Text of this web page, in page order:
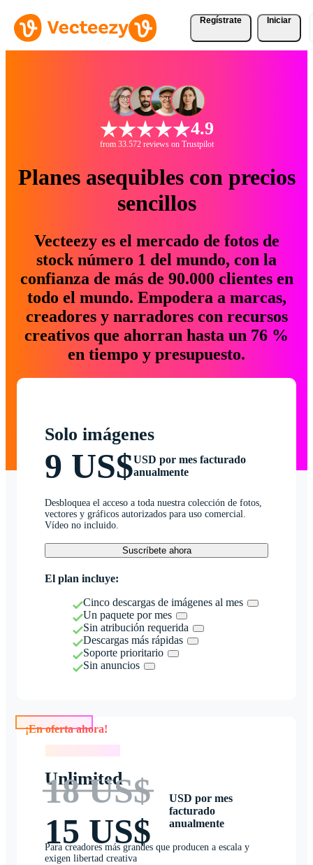
Regístrate Iniciar
4.9
from 33.572 reviews on Trustpilot
Planes asequibles con precios
sencillos
Vecteezy es el mercado de fotos de
stock número 1 del mundo, con la
confianza de más de 90.000 clientes en
todo el mundo. Empodera a marcas,
creadores y narradores con recursos
creativos que ahorran hasta un 76 %
en tiempo y presupuesto.
Solo imágenes
9 US$USD por mes facturado
anualmente
Desbloquea el acceso a toda nuestra colección de fotos,
vectores y gráficos autorizados para uso comercial.
Vídeo no incluido.
Suscríbete ahora
El plan incluye:
Cinco descargas de imágenes al mes
Un paquete por mes
Sin atribución requerida
Descargas más rápidas
Soporte prioritario
Sin anuncios
Unlimited
18 US$
15 US$
USD por mes
facturado
anualmente
Para creadores más grandes que producen a escala y
exigen libertad creativa